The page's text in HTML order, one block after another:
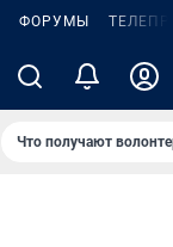
ФОРУМЫ
Что получают